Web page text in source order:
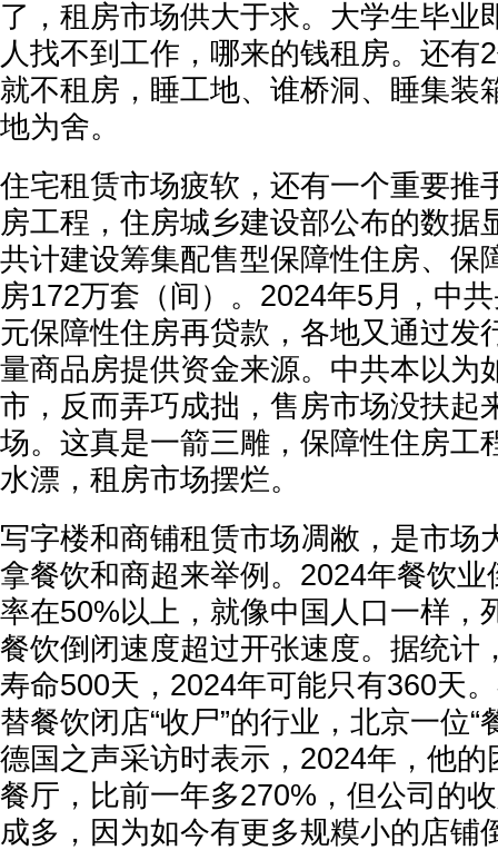
了，租房市场供大于求。大学生毕业
人找不到工作，哪来的钱租房。还有
就不租房，睡工地、谁桥洞、睡集装
地为舍。
住宅租赁市场疲软，还有一个重要推
房工程，住房城乡建设部公布的数据
共计建设筹集配售型保障性住房、保
房172万套（间）。2024年5月，中
元保障性住房再贷款，各地又通过发
量商品房提供资金来源。中共本以为
市，反而弄巧成拙，售房市场没扶起
场。这真是一箭三雕，保障性住房工
水漂，租房市场摆烂。
写字楼和商铺租赁市场凋敝，是市场
拿餐饮和商超来举例。2024年餐饮
率在50%以上，就像中国人口一样，
餐饮倒闭速度超过开张速度。据统计
寿命500天，2024年可能只有360天
替餐饮闭店“收尸”的行业，北京一位“
德国之声采访时表示，2024年，他
餐厅，比前一年多270%，但公司的
成多，因为如今有更多规糢小的店铺